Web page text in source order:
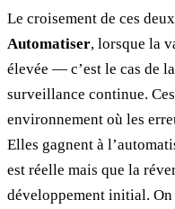
Le croisement de ces
Automatiser, lorsque la
élevée — c’est le cas de
surveillance continue.
environnement où les
Elles gagnent à
est réelle mais que la
développement initial.